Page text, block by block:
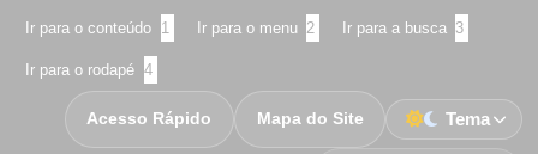
Ir para o conteúdo 1 Ir para o menu 2 Ir para a busca 3
Ir para o rodapé 4
Acesso Rápido Mapa do Site Tema